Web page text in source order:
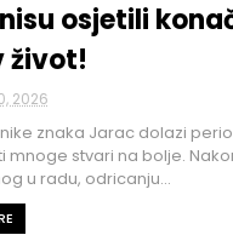
osjetili
život!
2026
znaka Jarac dolazi
mnoge stvari na bolje.
u radu, odricanju...